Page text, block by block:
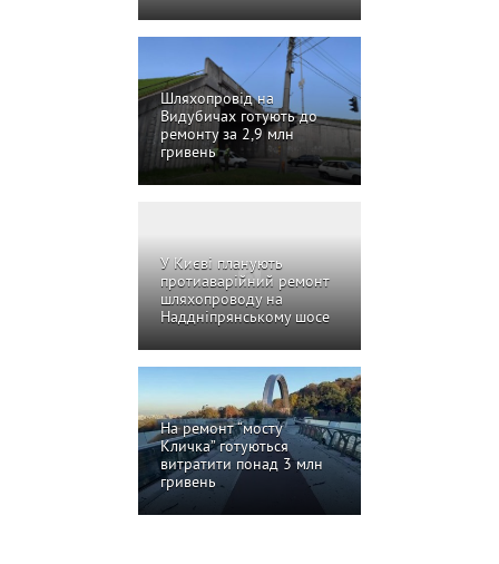
Шляхопровід на
Видубичах готують до
ремонту за 2,9 млн
гривень
У Києві планують
протиаварійний ремонт
шляхопроводу на
Наддніпрянському шосе
На ремонт “мосту
Кличка” готуються
витратити понад 3 млн
гривень